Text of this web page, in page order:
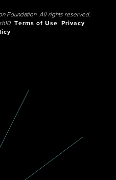
Foundation. All rights reserved.
Terms of Use
Privacy